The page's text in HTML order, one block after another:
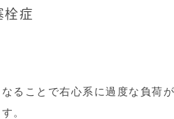
栓症
ることで右心系に過度な負荷
。